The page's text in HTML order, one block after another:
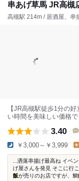
串あげ草馬 JR高槻
高槻駅 214m / 居酒屋、串
【JR高槻駅徒歩1分の
い時間を美味しい価格で
3.40
￥3,000～￥3,999
...洒落串揚げ最高ね イベ
げ屋さんを発見 そこに行
飯が売りのお店ですが、鯛